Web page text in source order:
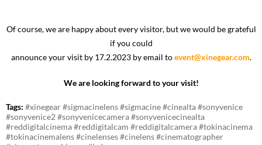
Of course, we are happy about every visitor, but we would be grateful
if you could
announce your visit by 17.2.2023 by email toevent@xinegear.com.
We are looking forward to your visit!
Tags: #xinegear #sigmacinelens #sigmacine #cinealta #sonyvenice
#sonyvenice2 #sonyvenicecamera #sonyvenicecinealta
#reddigitalcinema #reddigitalcam #reddigitalcamera #tokinacinema
#tokinacinemalens #cinelenses #cinelens #cinematographer